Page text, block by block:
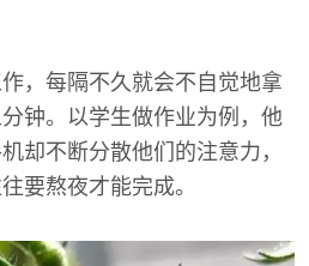
，每隔不久就会不自觉地拿
钟。以学生做作业为例，他
却不断分散他们的注意力，
要熬夜才能完成。